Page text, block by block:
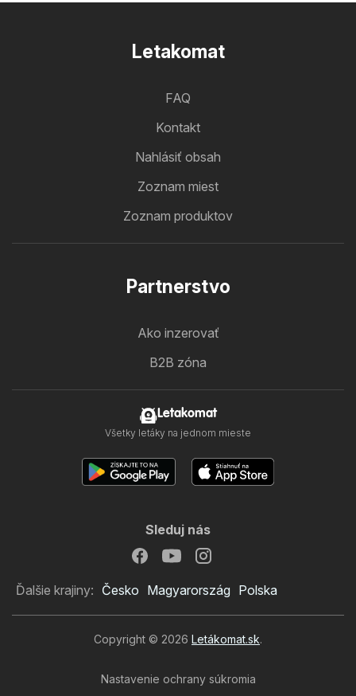
Letakomat
FAQ
Kontakt
Nahlásiť obsah
Zoznam miest
Zoznam produktov
Partnerstvo
Ako inzerovať
B2B zóna
Letakomat
Všetky letáky na jednom mieste
Sleduj nás
Ďalšie krajiny: Česko Magyarország Polska
Copyright © 2026 Letákomat.sk.
Nastavenie ochrany súkromia